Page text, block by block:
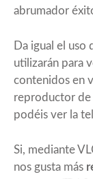
abrumador
Da igual el uso
utilizarán para
contenidos en
reproductor de
podéis ver la
Si, mediante
nos gusta más